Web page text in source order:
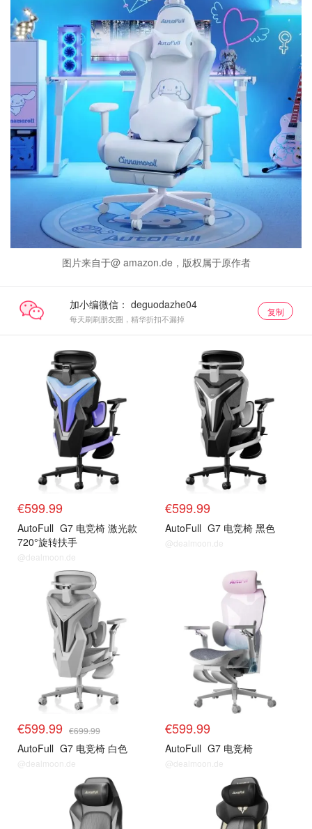
图片来自于@ amazon.de，版权属于原作者
加小编微信：
每天刷刷朋友圈，精华折扣不漏掉
复制
€599.99
AutoFull G7 电竞椅 激光款
720°旋转扶手
@dealmoon.de
€599.99
AutoFull G7 电竞椅 黑色
@dealmoon.de
€599.99 €699.99
AutoFull G7 电竞椅 白色
@dealmoon.de
€599.99
AutoFull G7 电竞椅
@dealmoon.de